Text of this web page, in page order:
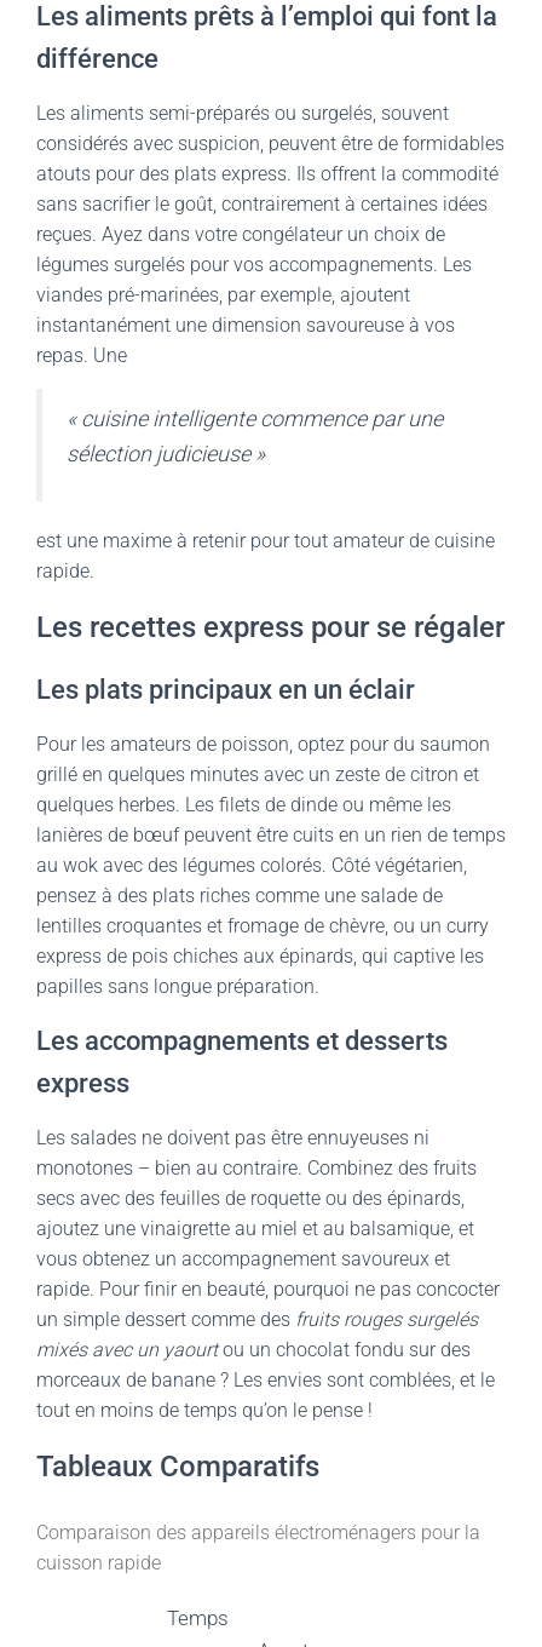
Les aliments prêts à l’emploi qui font la
différence
Les aliments semi-préparés ou surgelés, souvent
considérés avec suspicion, peuvent être de formidables
atouts pour des plats express. Ils offrent la commodité
sans sacrifier le goût, contrairement à certaines idées
reçues. Ayez dans votre congélateur un choix de
légumes surgelés pour vos accompagnements. Les
viandes pré-marinées, par exemple, ajoutent
instantanément une dimension savoureuse à vos
repas. Une
« cuisine intelligente commence par une
sélection judicieuse »
est une maxime à retenir pour tout amateur de cuisine
rapide.
Les recettes express pour se régaler
Les plats principaux en un éclair
Pour les amateurs de poisson, optez pour du saumon
grillé en quelques minutes avec un zeste de citron et
quelques herbes. Les filets de dinde ou même les
lanières de bœuf peuvent être cuits en un rien de temps
au wok avec des légumes colorés. Côté végétarien,
pensez à des plats riches comme une salade de
lentilles croquantes et fromage de chèvre, ou un curry
express de pois chiches aux épinards, qui captive les
papilles sans longue préparation.
Les accompagnements et desserts
express
Les salades ne doivent pas être ennuyeuses ni
monotones – bien au contraire. Combinez des fruits
secs avec des feuilles de roquette ou des épinards,
ajoutez une vinaigrette au miel et au balsamique, et
vous obtenez un accompagnement savoureux et
rapide. Pour finir en beauté, pourquoi ne pas concocter
un simple dessert comme des fruits rouges surgelés
mixés avec un yaourtou un chocolat fondu sur des
morceaux de banane ? Les envies sont comblées, et le
tout en moins de temps qu’on le pense !
Tableaux Comparatifs
Comparaison des appareils électroménagers pour la
cuisson rapide
Temps